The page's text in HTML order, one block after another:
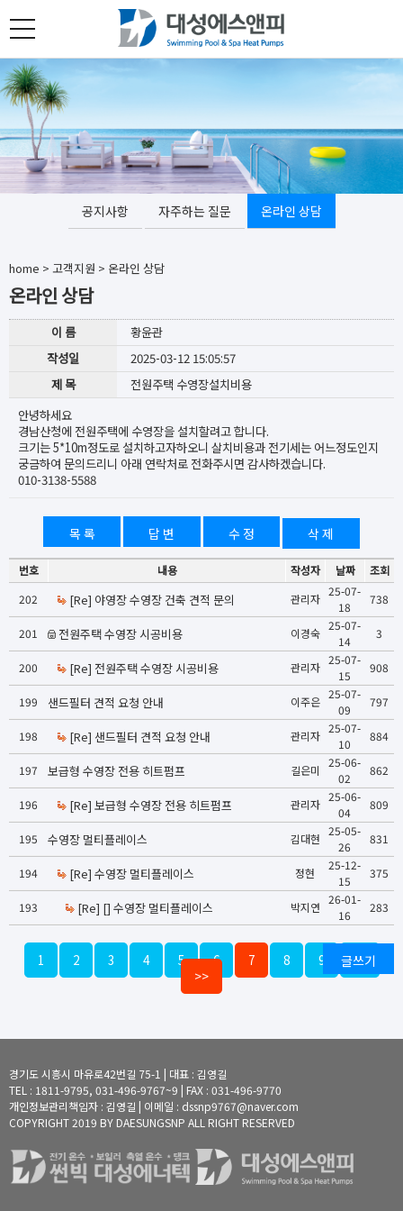
toggle
navigation
공지사항 자주하는 질문 온라인 상담
home > 고객지원 > 온라인 상담
온라인 상담
이 름
황윤관
작성일
2025-03-12 15:05:57
제 목
전원주택 수영장설치비용
안녕하세요
경남산청에 전원주택에 수영장을 설치할려고 합니다.
크기는 5*10m정도로 설치하고자하오니 살치비용과 전기세는 어느정도인지
궁금하여 문의드리니 아래 연락처로 전화주시면 감사하겠습니다.
010-3138-5588
목 록 답 변 수 정 삭 제
번호 내용 작성자 날짜
조회
202
[Re] 야영장 수영장 건축 견적 문의 관리자
25-07-
18
738
201 전원주택 수영장 시공비용 이경숙
25-07-
14
3
200 [Re] 전원주택 수영장 시공비용 관리자
25-07-
15
908
199 샌드필터 견적 요청 안내 이주은
25-07-
09
797
198 [Re] 샌드필터 견적 요청 안내 관리자
25-07-
10
884
197 보급형 수영장 전용 히트펌프 길은미
25-06-
02
862
196 [Re] 보급형 수영장 전용 히트펌프 관리자
25-06-
04
809
195 수영장 멀티플레이스 김대현
25-05-
26
831
194 [Re] 수영장 멀티플레이스 정현
25-12-
15
375
193 [Re] [] 수영장 멀티플레이스 박지연
26-01-
16
283
1 2 3 4 5 6 7 8 9
10
>>
글쓰기
경기도 시흥시 마유로42번길 75-1 | 대표 : 김영길
TEL : 1811-9795, 031-496-9767~9 | FAX : 031-496-9770
개인정보관리책임자 : 김영길 | 이메일 : dssnp9767@naver.com
COPYRIGHT 2019 BY DAESUNGSNP ALL RIGHT RESERVED